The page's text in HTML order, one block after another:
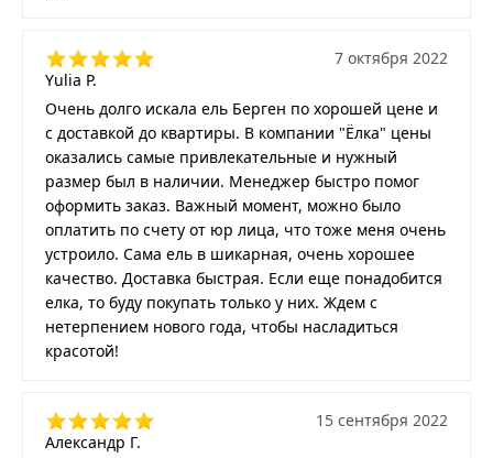
Yulia P.
7 октября 2022
Очень долго искала ель Берген по хорошей цене и
с доставкой до квартиры. В компании "Ёлка" цены
оказались самые привлекательные и нужный
размер был в наличии. Менеджер быстро помог
оформить заказ. Важный момент, можно было
оплатить по счету от юр лица, что тоже меня очень
устроило. Сама ель в шикарная, очень хорошее
качество. Доставка быстрая. Если еще понадобится
елка, то буду покупать только у них. Ждем с
нетерпением нового года, чтобы насладиться
красотой!
Александр Г.
15 сентября 2022